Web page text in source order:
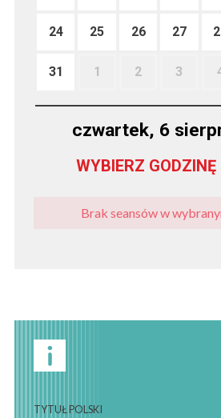
24 25 26 27
31 1 2 3
czwartek, 6
WYBIERZ GODZINĘ
Brak seansów w
TYTUŁ POLSKI